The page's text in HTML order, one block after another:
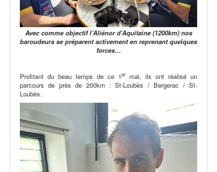
Avec comme objectif l’Aliénor d’Aquitaine (1200km) nos
baroudeurs se préparent activement en reprenant quelques
forces…
Profitant du beau temps de ce 1er
mai, ils ont réalisé un
parcours de près de 200km : St-Loubès / Bergerac / St-
Loubès.